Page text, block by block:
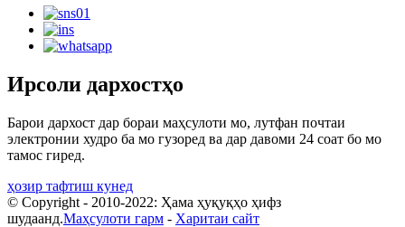
Ирсоли дархостҳо
Барои дархост дар бораи маҳсулоти мо, лутфан почтаи
электронии худро ба мо гузоред ва дар давоми 24 соат бо мо
тамос гиред.
ҳозир тафтиш кунед
© Copyright - 2010-2022: Ҳама ҳуқуқҳо ҳифз
шудаанд.Маҳсулоти гарм - Харитаи сайт